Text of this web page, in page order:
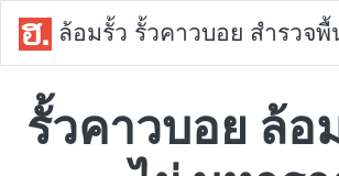
ล้อมรั้ว รั้วคาวบอย สำรวจ
รั้วคาวบอย ล้อ